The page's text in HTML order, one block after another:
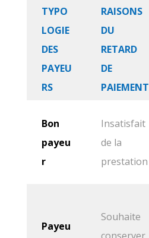
TYPO
LOGIE
DES
PAYEU
RS
RAISONS
DU
RETARD
DE
PAIEMENT
Bon
payeu
r
Insatisfait
de la
prestation
Payeu
Souhaite